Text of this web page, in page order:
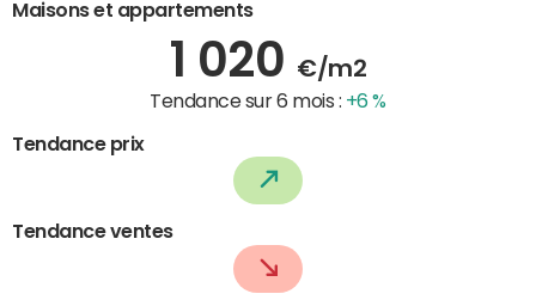
Maisons et appartements
1 020 €/m2
Tendance sur 6 mois : +6 %
Tendance prix
Tendance ventes